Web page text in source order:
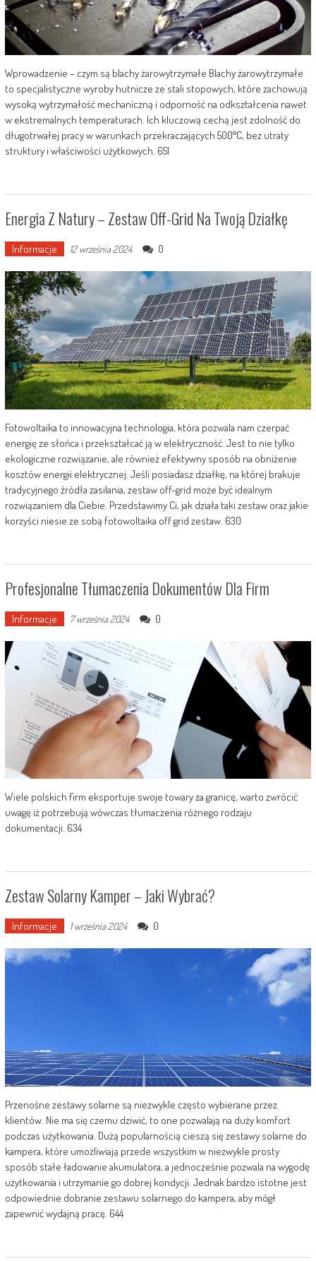
Wprowadzenie – czym są blachy żarowytrzymałe Blachy żarowytrzymałe
to specjalistyczne wyroby hutnicze ze stali stopowych, które zachowują
wysoką wytrzymałość mechaniczną i odporność na odkształcenia nawet
w ekstremalnych temperaturach. Ich kluczową cechą jest zdolność do
długotrwałej pracy w warunkach przekraczających 500°C, bez utraty
struktury i właściwości użytkowych. 651
Energia Z Natury – Zestaw Off-Grid Na Twoją Działkę
Informacje 12 września 2024 0
Fotowoltaika to innowacyjna technologia, która pozwala nam czerpać
energię ze słońca i przekształcać ją w elektryczność. Jest to nie tylko
ekologiczne rozwiązanie, ale również efektywny sposób na obniżenie
kosztów energii elektrycznej. Jeśli posiadasz działkę, na której brakuje
tradycyjnego źródła zasilania, zestaw off-grid może być idealnym
rozwiązaniem dla Ciebie. Przedstawimy Ci, jak działa taki zestaw oraz jakie
korzyści niesie ze sobą fotowoltaika off grid zestaw. 630
Profesjonalne Tłumaczenia Dokumentów Dla Firm
Informacje 7 września 2024 0
Wiele polskich firm eksportuje swoje towary za granicę, warto zwrócić
uwagę iż potrzebują wówczas tłumaczenia różnego rodzaju
dokumentacji. 634
Zestaw Solarny Kamper – Jaki Wybrać?
Informacje 1 września 2024 0
Przenośne zestawy solarne są niezwykle często wybierane przez
klientów. Nie ma się czemu dziwić, to one pozwalają na duży komfort
podczas użytkowania. Dużą popularnością cieszą się zestawy solarne do
kampera, które umożliwiają przede wszystkim w niezwykle prosty
sposób stałe ładowanie akumulatora, a jednocześnie pozwala na wygodę
użytkowania i utrzymanie go dobrej kondycji. Jednak bardzo istotne jest
odpowiednie dobranie zestawu solarnego do kampera, aby mógł
zapewnić wydajną pracę. 644